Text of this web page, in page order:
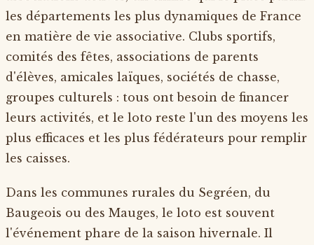
les départements les plus dynamiques de France
en matière de vie associative. Clubs sportifs,
comités des fêtes, associations de parents
d'élèves, amicales laïques, sociétés de chasse,
groupes culturels : tous ont besoin de financer
leurs activités, et le loto reste l'un des moyens les
plus efficaces et les plus fédérateurs pour remplir
les caisses.
Dans les communes rurales du Segréen, du
Baugeois ou des Mauges, le loto est souvent
l'événement phare de la saison hivernale. Il